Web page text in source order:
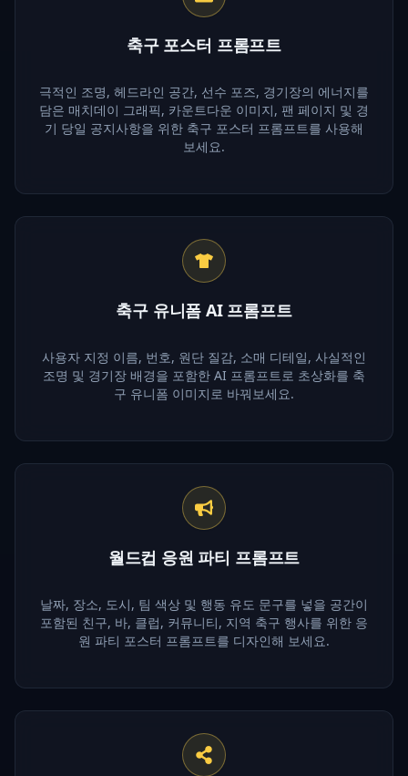
축구 포스터 프롬프트
극적인 조명, 헤드라인 공간, 선수 포즈, 경기장의 에너지를
담은 매치데이 그래픽, 카운트다운 이미지, 팬 페이지 및 경
기 당일 공지사항을 위한 축구 포스터 프롬프트를 사용해
보세요.
축구 유니폼 AI 프롬프트
사용자 지정 이름, 번호, 원단 질감, 소매 디테일, 사실적인
조명 및 경기장 배경을 포함한 AI 프롬프트로 초상화를 축
구 유니폼 이미지로 바꿔보세요.
월드컵 응원 파티 프롬프트
날짜, 장소, 도시, 팀 색상 및 행동 유도 문구를 넣을 공간이
포함된 친구, 바, 클럽, 커뮤니티, 지역 축구 행사를 위한 응
원 파티 포스터 프롬프트를 디자인해 보세요.